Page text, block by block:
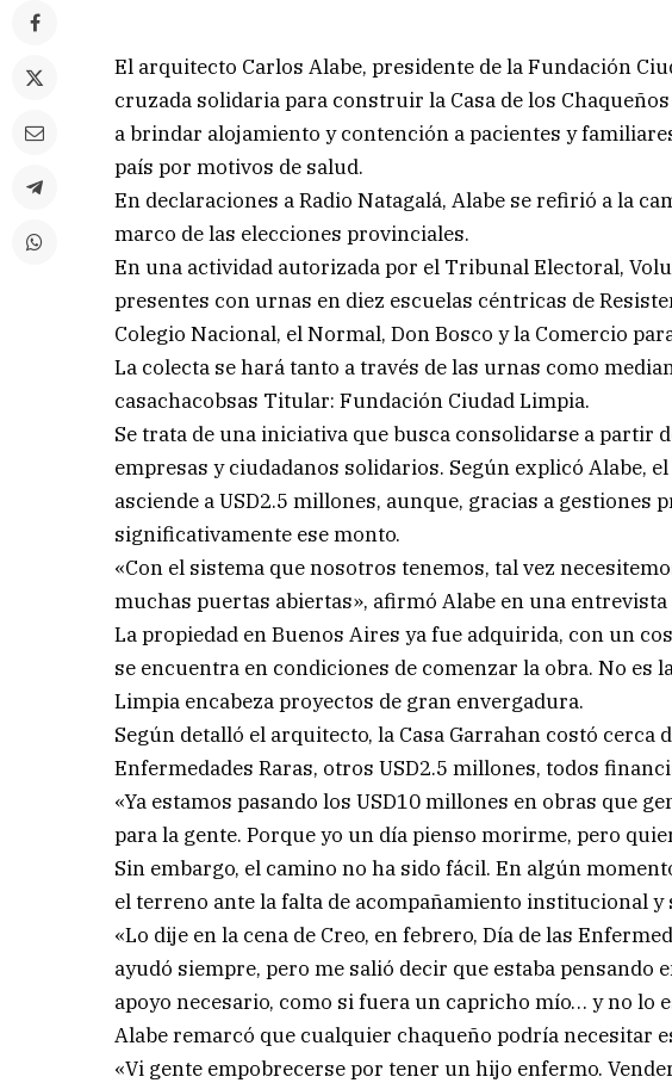
El arquitecto Carlos Alabe, presidente de la Fundación
cruzada solidaria para construir la Casa de los
a brindar alojamiento y contención a pacientes y
país por motivos de salud.
En declaraciones a Radio Natagalá, Alabe se refirió a la
marco de las elecciones provinciales.
En una actividad autorizada por el Tribunal Electoral,
presentes con urnas en diez escuelas céntricas de
Colegio Nacional, el Normal, Don Bosco y la Comercio
La colecta se hará tanto a través de las urnas como
casachacobsas Titular: Fundación Ciudad Limpia.
Se trata de una iniciativa que busca consolidarse a
empresas y ciudadanos solidarios. Según explicó Alabe,
asciende a USD2.5 millones, aunque, gracias a gestiones
significativamente ese monto.
«Con el sistema que nosotros tenemos, tal vez
muchas puertas abiertas», afirmó Alabe en una
La propiedad en Buenos Aires ya fue adquirida, con un
se encuentra en condiciones de comenzar la obra. No es
Limpia encabeza proyectos de gran envergadura.
Según detalló el arquitecto, la Casa Garrahan costó cerca
Enfermedades Raras, otros USD2.5 millones, todos
«Ya estamos pasando los USD10 millones en obras que
para la gente. Porque yo un día pienso morirme, pero
Sin embargo, el camino no ha sido fácil. En algún
el terreno ante la falta de acompañamiento institucional y
«Lo dije en la cena de Creo, en febrero, Día de las
ayudó siempre, pero me salió decir que estaba pensando
apoyo necesario, como si fuera un capricho mío… y no lo
Alabe remarcó que cualquier chaqueño podría necesitar
«Vi gente empobrecerse por tener un hijo enfermo.